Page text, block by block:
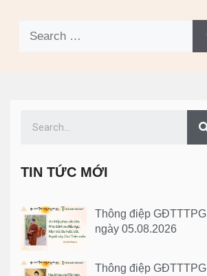
TIN TỨC MỚI
Thông điệp GĐTTTPG
ngày 05.08.2026
Thông điệp GĐTTTPG